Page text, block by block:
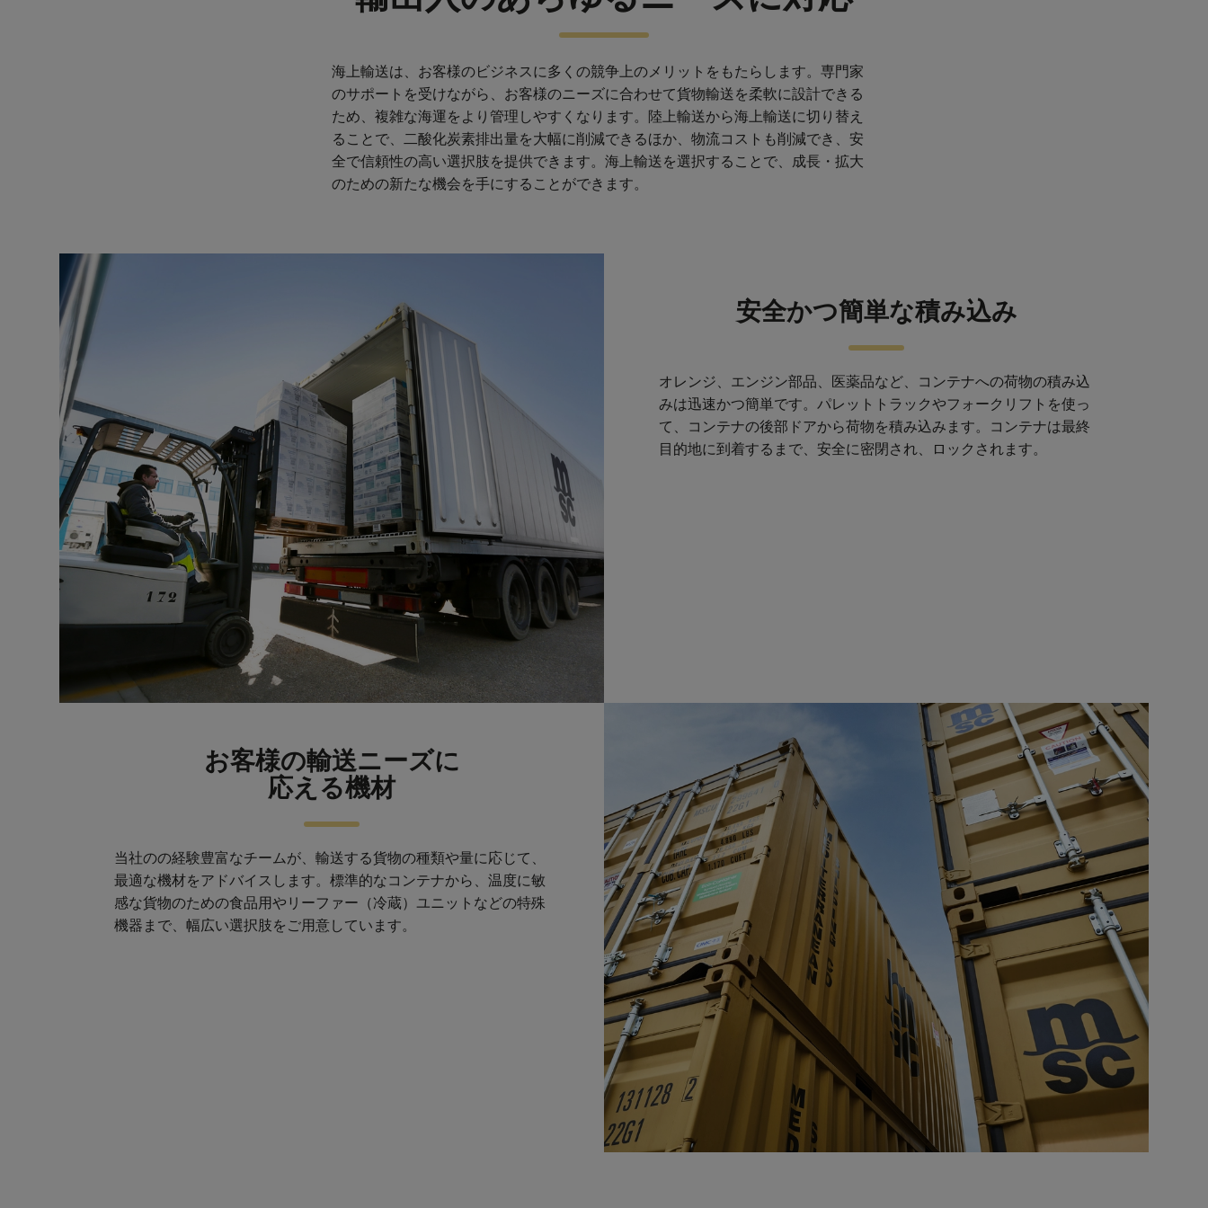
海上輸送は、お客様のビジネスに多くの競争上のメリットをもたらします。専門家
のサポートを受けながら、お客様のニーズに合わせて貨物輸送を柔軟に設計できる
ため、複雑な海運をより管理しやすくなります。陸上輸送から海上輸送に切り替え
ることで、二酸化炭素排出量を大幅に削減できるほか、物流コストも削減でき、安
全で信頼性の高い選択肢を提供できます。海上輸送を選択することで、成長・拡大
のための新たな機会を手にすることができます。
安全かつ簡単な積み込み
オレンジ、エンジン部品、医薬品など、コンテナへの荷物の積み込
みは迅速かつ簡単です。パレットトラックやフォークリフトを使っ
て、コンテナの後部ドアから荷物を積み込みます。コンテナは最終
目的地に到着するまで、安全に密閉され、ロックされます。
お客様の輸送ニーズに
応える機材
当社のの経験豊富なチームが、輸送する貨物の種類や量に応じて、
最適な機材をアドバイスします。標準的なコンテナから、温度に敏
感な貨物のための食品用やリーファー（冷蔵）ユニットなどの特殊
機器まで、幅広い選択肢をご用意しています。